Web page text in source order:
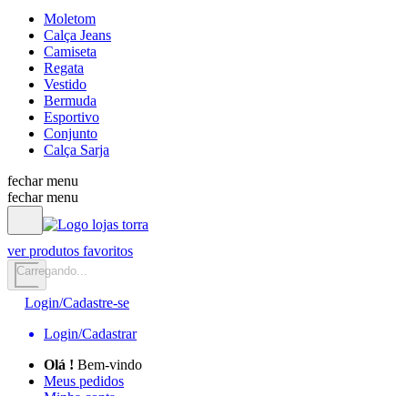
Moletom
Calça Jeans
Camiseta
Regata
Vestido
Bermuda
Esportivo
Conjunto
Calça Sarja
fechar menu
fechar menu
ver produtos favoritos
Carregando...
Login/Cadastre-se
Login/Cadastrar
Olá ! Bem-vindo
Meus pedidos